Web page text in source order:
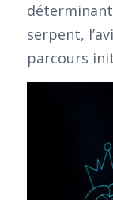
serpent,
parcours